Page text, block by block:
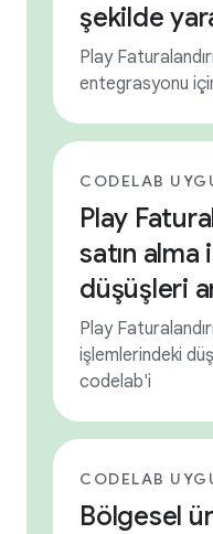
şekilde
Play
entegrasyonu
CODELAB
Play
satın
düşüşleri
Play
işlemlerindeki
codelab'i
CODELAB
Bölgesel